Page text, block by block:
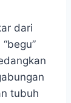
dari
tubuh